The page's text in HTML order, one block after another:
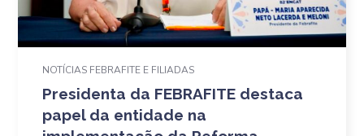
NOTÍCIAS FEBRAFITE E FILIADAS
Presidenta da FEBRAFITE destaca
papel da entidade na